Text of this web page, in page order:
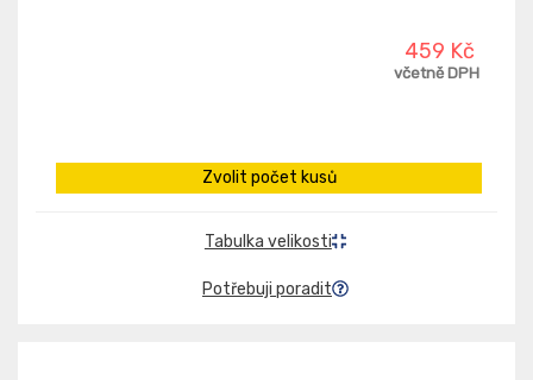
459 Kč
včetně DPH
Zvolit počet kusů
Tabulka velikosti
Potřebuji poradit